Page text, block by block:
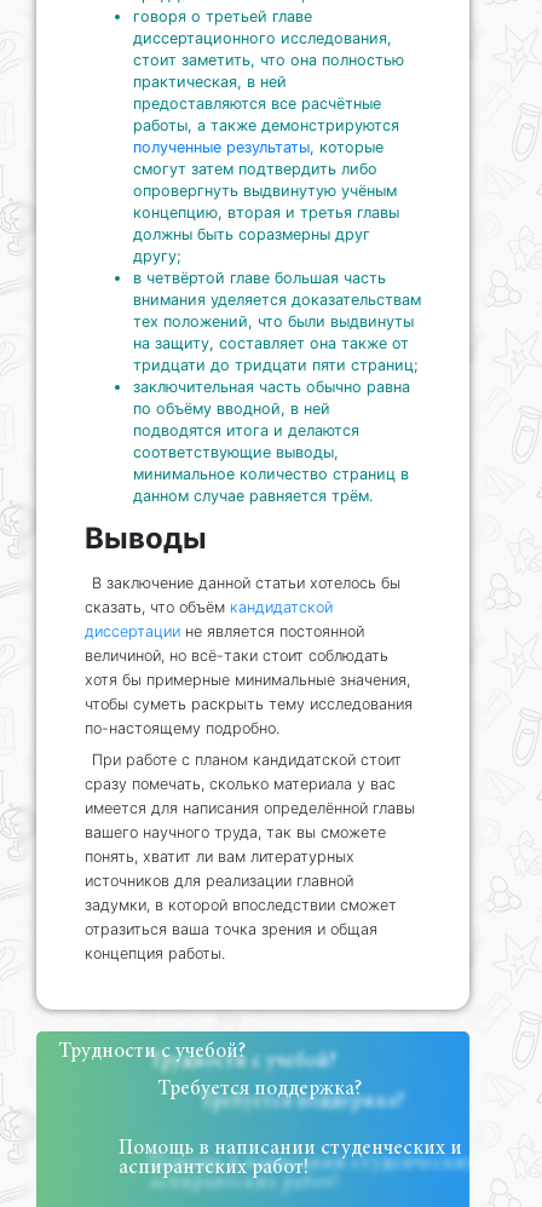
говоря о третьей главе
диссертационного исследования,
стоит заметить, что она полностью
практическая, в ней
предоставляются все расчётные
работы, а также демонстрируются
полученные результаты, которые
смогут затем подтвердить либо
опровергнуть выдвинутую учёным
концепцию, вторая и третья главы
должны быть соразмерны друг
другу;
в четвёртой главе большая часть
внимания уделяется доказательствам
тех положений, что были выдвинуты
на защиту, составляет она также от
тридцати до тридцати пяти страниц;
заключительная часть обычно равна
по объёму вводной, в ней
подводятся итога и делаются
соответствующие выводы,
минимальное количество страниц в
данном случае равняется трём.
Выводы
В заключение данной статьи хотелось бы
сказать, что объём кандидатской
диссертации не является постоянной
величиной, но всё-таки стоит соблюдать
хотя бы примерные минимальные значения,
чтобы суметь раскрыть тему исследования
по-настоящему подробно.
При работе с планом кандидатской стоит
сразу помечать, сколько материала у вас
имеется для написания определённой главы
вашего научного труда, так вы сможете
понять, хватит ли вам литературных
источников для реализации главной
задумки, в которой впоследствии сможет
отразиться ваша точка зрения и общая
концепция работы.
Трудности с учебой?
Требуется поддержка?
Помощь в написании студенческих и
аспирантских работ!